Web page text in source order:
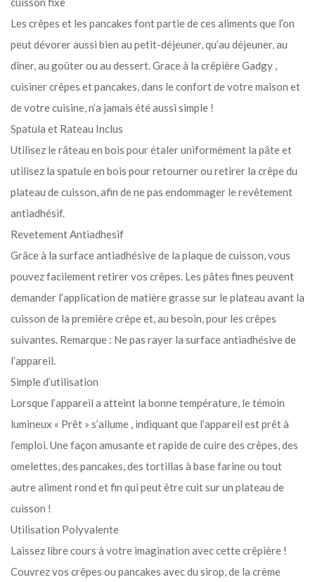
Les crêpes et les pancakes font partie de ces aliments que l’on
peut dévorer aussi bien au petit-déjeuner, qu’au déjeuner, au
dîner, au goûter ou au dessert. Grace à la crêpière Gadgy ,
cuisiner crêpes et pancakes, dans le confort de votre maison et
de votre cuisine, n’a jamais été aussi simple !
Spatula et Rateau Inclus
Utilisez le râteau en bois pour étaler uniformément la pâte et
utilisez la spatule en bois pour retourner ou retirer la crêpe du
plateau de cuisson, afin de ne pas endommager le revêtement
antiadhésif.
Revetement Antiadhesif
Grâce à la surface antiadhésive de la plaque de cuisson, vous
pouvez facilement retirer vos crêpes. Les pâtes fines peuvent
demander l’application de matière grasse sur le plateau avant la
cuisson de la première crêpe et, au besoin, pour les crêpes
suivantes. Remarque : Ne pas rayer la surface antiadhésive de
l’appareil.
Simple d’utilisation
Lorsque l’appareil a atteint la bonne température, le témoin
lumineux « Prêt » s’allume , indiquant que l’appareil est prêt à
l’emploi. Une façon amusante et rapide de cuire des crêpes, des
omelettes, des pancakes, des tortillas à base farine ou tout
autre aliment rond et fin qui peut être cuit sur un plateau de
cuisson !
Utilisation Polyvalente
Laissez libre cours à votre imagination avec cette crêpière !
Couvrez vos crêpes ou pancakes avec du sirop, de la crème